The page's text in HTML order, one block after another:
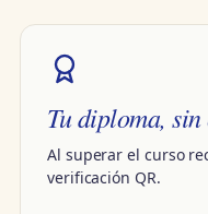
Tu diploma, sin
Al superar el curso
verificación QR.